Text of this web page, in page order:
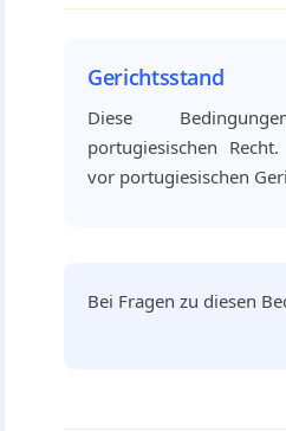
Gerichtsstand
Diese
portugiesischen
vor portugiesischen
Bei Fragen zu diesen